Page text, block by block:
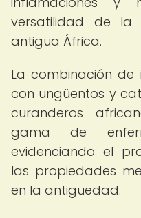
versatilidad de la
antigua África.
La combinación de
con ungüentos y
curanderos
gama de
evidenciando el
las propiedades
en la antigüedad.